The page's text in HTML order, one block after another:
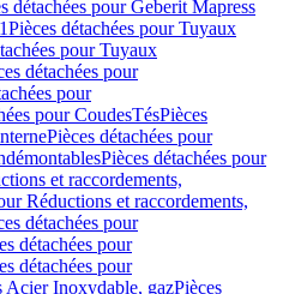
détachées pour Geberit Mapress
Pièces détachées pour Tuyaux
pour Tuyaux
détachées pour
pour
pour CoudesTésPièces
Pièces détachées pour
Pièces détachées pour
et raccordements,
Réductions et raccordements,
détachées pour
détachées pour
détachées pour
Acier Inoxydable, gazPièces